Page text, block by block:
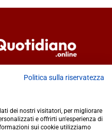
Fiorella Falci
Politica sulla riservatezza
dei nostri visitatori, per migliorare
e offrirti un'esperienza di
sui cookie utilizziamo